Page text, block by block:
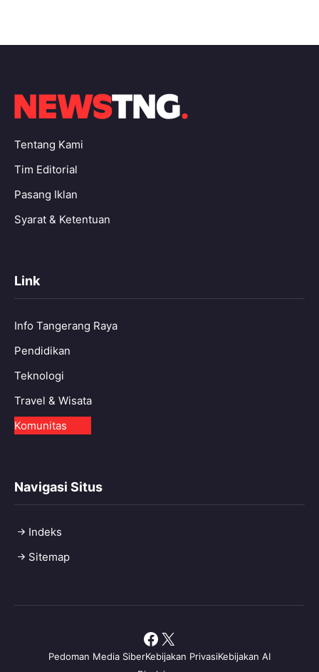
Tentang Kami
Tim Editorial
Pasang Iklan
Syarat & Ketentuan
Link
Info Tangerang Raya
Pendidikan
Teknologi
Travel & Wisata
Komunitas
Navigasi Situs
Indeks
Sitemap
Pedoman Media SiberKebijakan PrivasiKebijakan AI
Facebook
X